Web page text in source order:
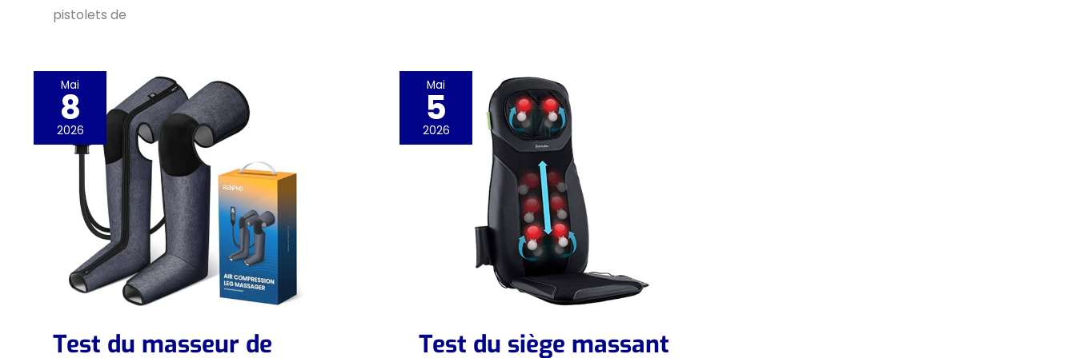
pistolets de
Mai
8
2026
Test du masseur de
Mai
5
2026
Test du siège massant